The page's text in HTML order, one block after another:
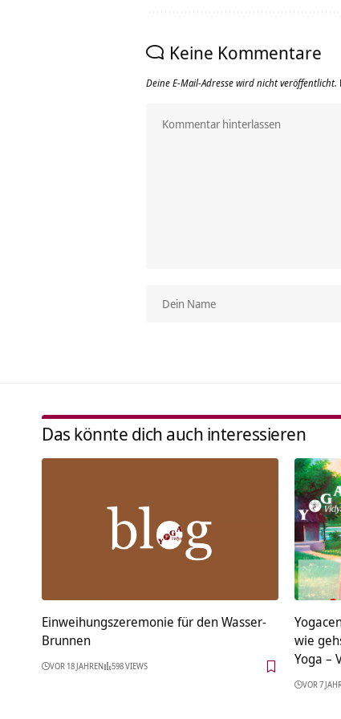
Keine Kommentare
Deine E-Mail-Adresse wird nicht veröffentlicht.
Das könnte dich auch interessieren
Einweihungszeremonie für den Wasser-
Brunnen
VOR 18 JAHREN 598 VIEWS
wie
Yoga –
VOR 7